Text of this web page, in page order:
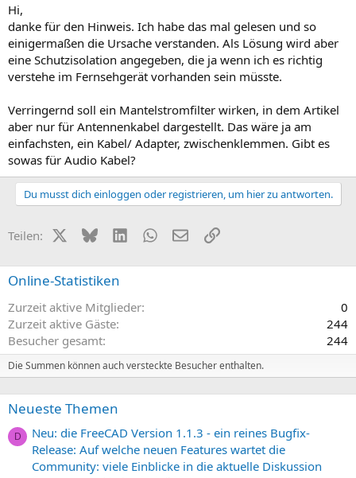
Hi,
danke für den Hinweis. Ich habe das mal gelesen und so
einigermaßen die Ursache verstanden. Als Lösung wird aber
eine Schutzisolation angegeben, die ja wenn ich es richtig
verstehe im Fernsehgerät vorhanden sein müsste.
Verringernd soll ein Mantelstromfilter wirken, in dem Artikel
aber nur für Antennenkabel dargestellt. Das wäre ja am
einfachsten, ein Kabel/ Adapter, zwischenklemmen. Gibt es
sowas für Audio Kabel?
Du musst dich einloggen oder registrieren, um hier zu antworten.
Teilen: X (Twitter)
BlueskyLinkedInWhatsApp
E-MailLink
Online-Statistiken
Zurzeit aktive Mitglieder
0
Zurzeit aktive Gäste
244
Besucher gesamt
244
Die Summen können auch versteckte Besucher enthalten.
Neueste Themen
D
Neu: die FreeCAD Version 1.1.3 - ein reines Bugfix-
Release: Auf welche neuen Features wartet die
Community: viele Einblicke in die aktuelle Diskussion